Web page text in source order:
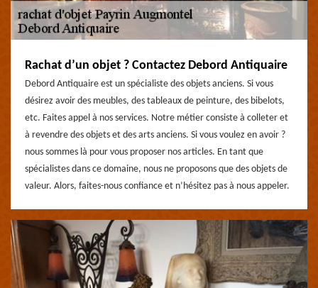
Rachat d’un objet ? Contactez Debord Antiquaire
Debord Antiquaire est un spécialiste des objets anciens. Si vous
désirez avoir des meubles, des tableaux de peinture, des bibelots,
etc. Faites appel à nos services. Notre métier consiste à colleter et
à revendre des objets et des arts anciens. Si vous voulez en avoir ?
nous sommes là pour vous proposer nos articles. En tant que
spécialistes dans ce domaine, nous ne proposons que des objets de
valeur. Alors, faites-nous confiance et n’hésitez pas à nous appeler.